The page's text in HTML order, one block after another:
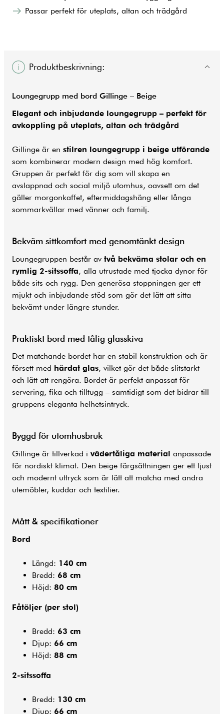
Passar perfekt för uteplats, altan och trädgård
Produktbeskrivning:
Loungegrupp med bord Gillinge – Beige
Elegant och inbjudande loungegrupp – perfekt för
avkoppling på uteplats, altan och trädgård
Gillinge är en stilren loungegrupp i beige utförande
som kombinerar modern design med hög komfort.
Gruppen är perfekt för dig som vill skapa en
avslappnad och social miljö utomhus, oavsett om det
gäller morgonkaffet, eftermiddagshäng eller långa
sommarkvällar med vänner och familj.
Bekväm sittkomfort med genomtänkt design
Loungegruppen består av två bekväma stolar och en
rymlig 2-sitssoffa, alla utrustade med tjocka dynor för
både sits och rygg. Den generösa stoppningen ger ett
mjukt och inbjudande stöd som gör det lätt att sitta
bekvämt under längre stunder.
Praktiskt bord med tålig glasskiva
Det matchande bordet har en stabil konstruktion och är
försett med härdat glas, vilket gör det både slitstarkt
och lätt att rengöra. Bordet är perfekt anpassat för
servering, fika och tilltugg – samtidigt som det bidrar till
gruppens eleganta helhetsintryck.
Byggd för utomhusbruk
Gillinge är tillverkad i vädertåliga material anpassade
för nordiskt klimat. Den beige färgsättningen ger ett ljust
och modernt uttryck som är lätt att matcha med andra
utemöbler, kuddar och textilier.
Mått & specifikationer
Bord
Längd: 140 cm
Bredd: 68 cm
Höjd: 80 cm
Fåtöljer (per stol)
Bredd: 63 cm
Djup: 66 cm
Höjd: 88 cm
2-sitssoffa
Bredd: 130 cm
Djup: 66 cm